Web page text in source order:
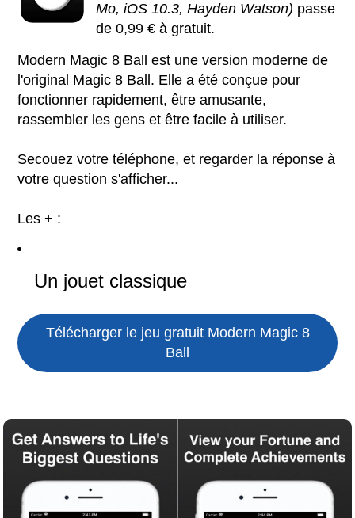
Mo, iOS 10.3, Hayden Watson) passe
de 0,99 € à gratuit.
Modern Magic 8 Ball est une version moderne de
l'original Magic 8 Ball. Elle a été conçue pour
fonctionner rapidement, être amusante,
rassembler les gens et être facile à utiliser.
Secouez votre téléphone, et regarder la réponse à
votre question s'afficher...
Les + :
Un jouet classique
Télécharger le jeu gratuit Modern Magic 8
Ball